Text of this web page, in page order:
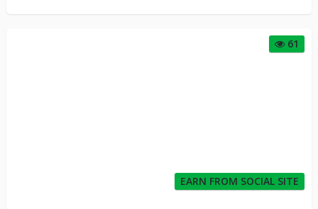
61
EARN FROM SOCIAL SITE